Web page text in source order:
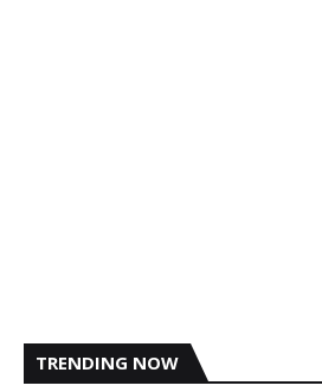
TRENDING NOW